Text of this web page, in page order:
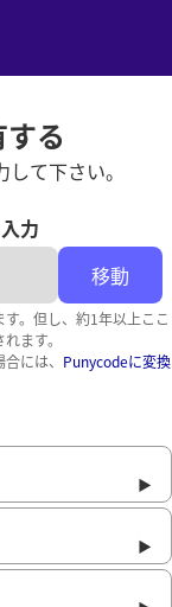
る
て下さい。
力
移動
。但し、約1年以上ここ
ます。
には、 Punycodeに変換